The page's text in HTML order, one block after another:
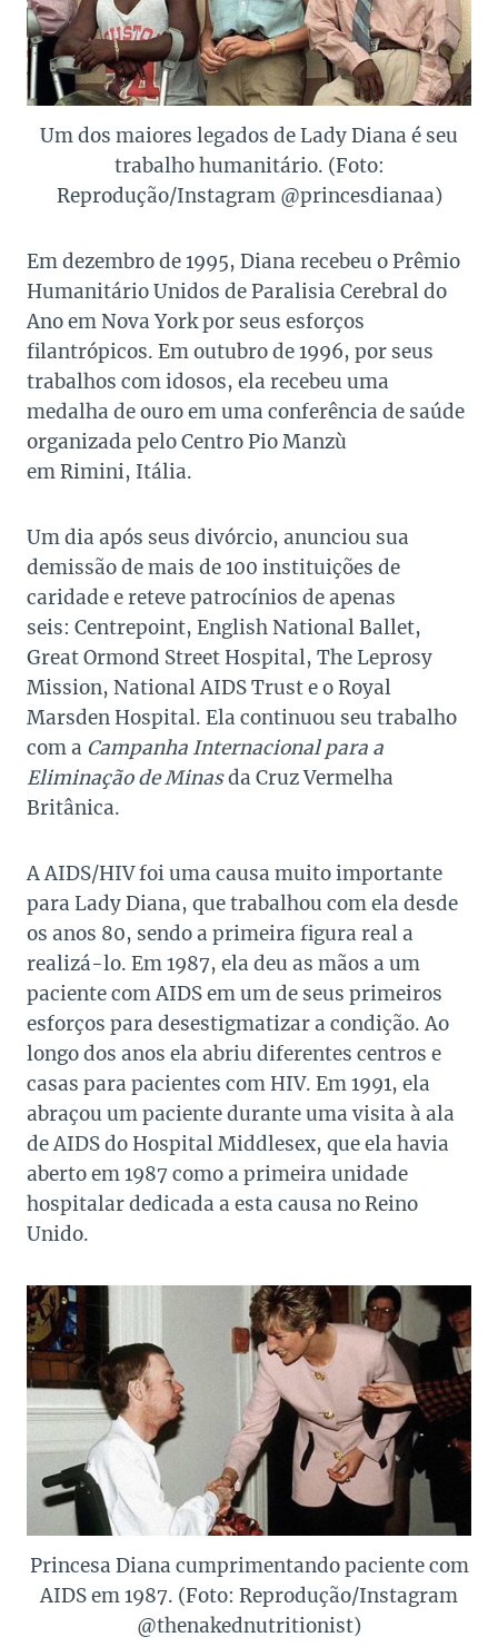
Um dos maiores legados de Lady Diana é seu
trabalho humanitário. (Foto:
Reprodução/Instagram @princesdianaa)
Em dezembro de 1995, Diana recebeu o Prêmio
Humanitário Unidos de Paralisia Cerebral do
Ano em Nova York por seus esforços
filantrópicos. Em outubro de 1996, por seus
trabalhos com idosos, ela recebeu uma
medalha de ouro em uma conferência de saúde
organizada pelo Centro Pio Manzù
em Rimini, Itália.
Um dia após seus divórcio, anunciou sua
demissão de mais de 100 instituições de
caridade e reteve patrocínios de apenas
seis: Centrepoint, English National Ballet,
Great Ormond Street Hospital, The Leprosy
Mission, National AIDS Trust e o Royal
Marsden Hospital. Ela continuou seu trabalho
com a Campanha Internacional para a
Eliminação de Minasda Cruz Vermelha
Britânica.
A AIDS/HIV foi uma causa muito importante
para Lady Diana, que trabalhou com ela desde
os anos 80, sendo a primeira figura real a
realizá-lo. Em 1987, ela deu as mãos a um
paciente com AIDS em um de seus primeiros
esforços para desestigmatizar a condição. Ao
longo dos anos ela abriu diferentes centros e
casas para pacientes com HIV. Em 1991, ela
abraçou um paciente durante uma visita à ala
de AIDS do Hospital Middlesex, que ela havia
aberto em 1987 como a primeira unidade
hospitalar dedicada a esta causa no Reino
Unido.
Princesa Diana cumprimentando paciente com
AIDS em 1987. (Foto: Reprodução/Instagram
@thenakednutritionist)